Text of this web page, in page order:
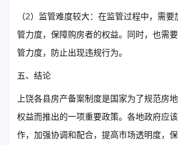
（2）监管难度较大：在监管过程中，需
管力度，保障购房者的权益。同时，也需
管力度，防止出现违规行为。
五、结论
上饶各县房产备案制度是国家为了规范房
权益而推出的一项重要政策。各地政府应
作，加强协调和配合，提高市场透明度，